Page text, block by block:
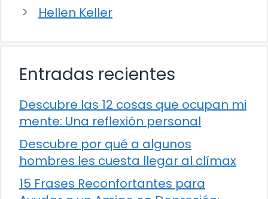
Hellen Keller
Entradas recientes
Descubre las 12 cosas que ocupan mi
mente: Una reflexión personal
Descubre por qué a algunos
hombres les cuesta llegar al clímax
15 Frases Reconfortantes para